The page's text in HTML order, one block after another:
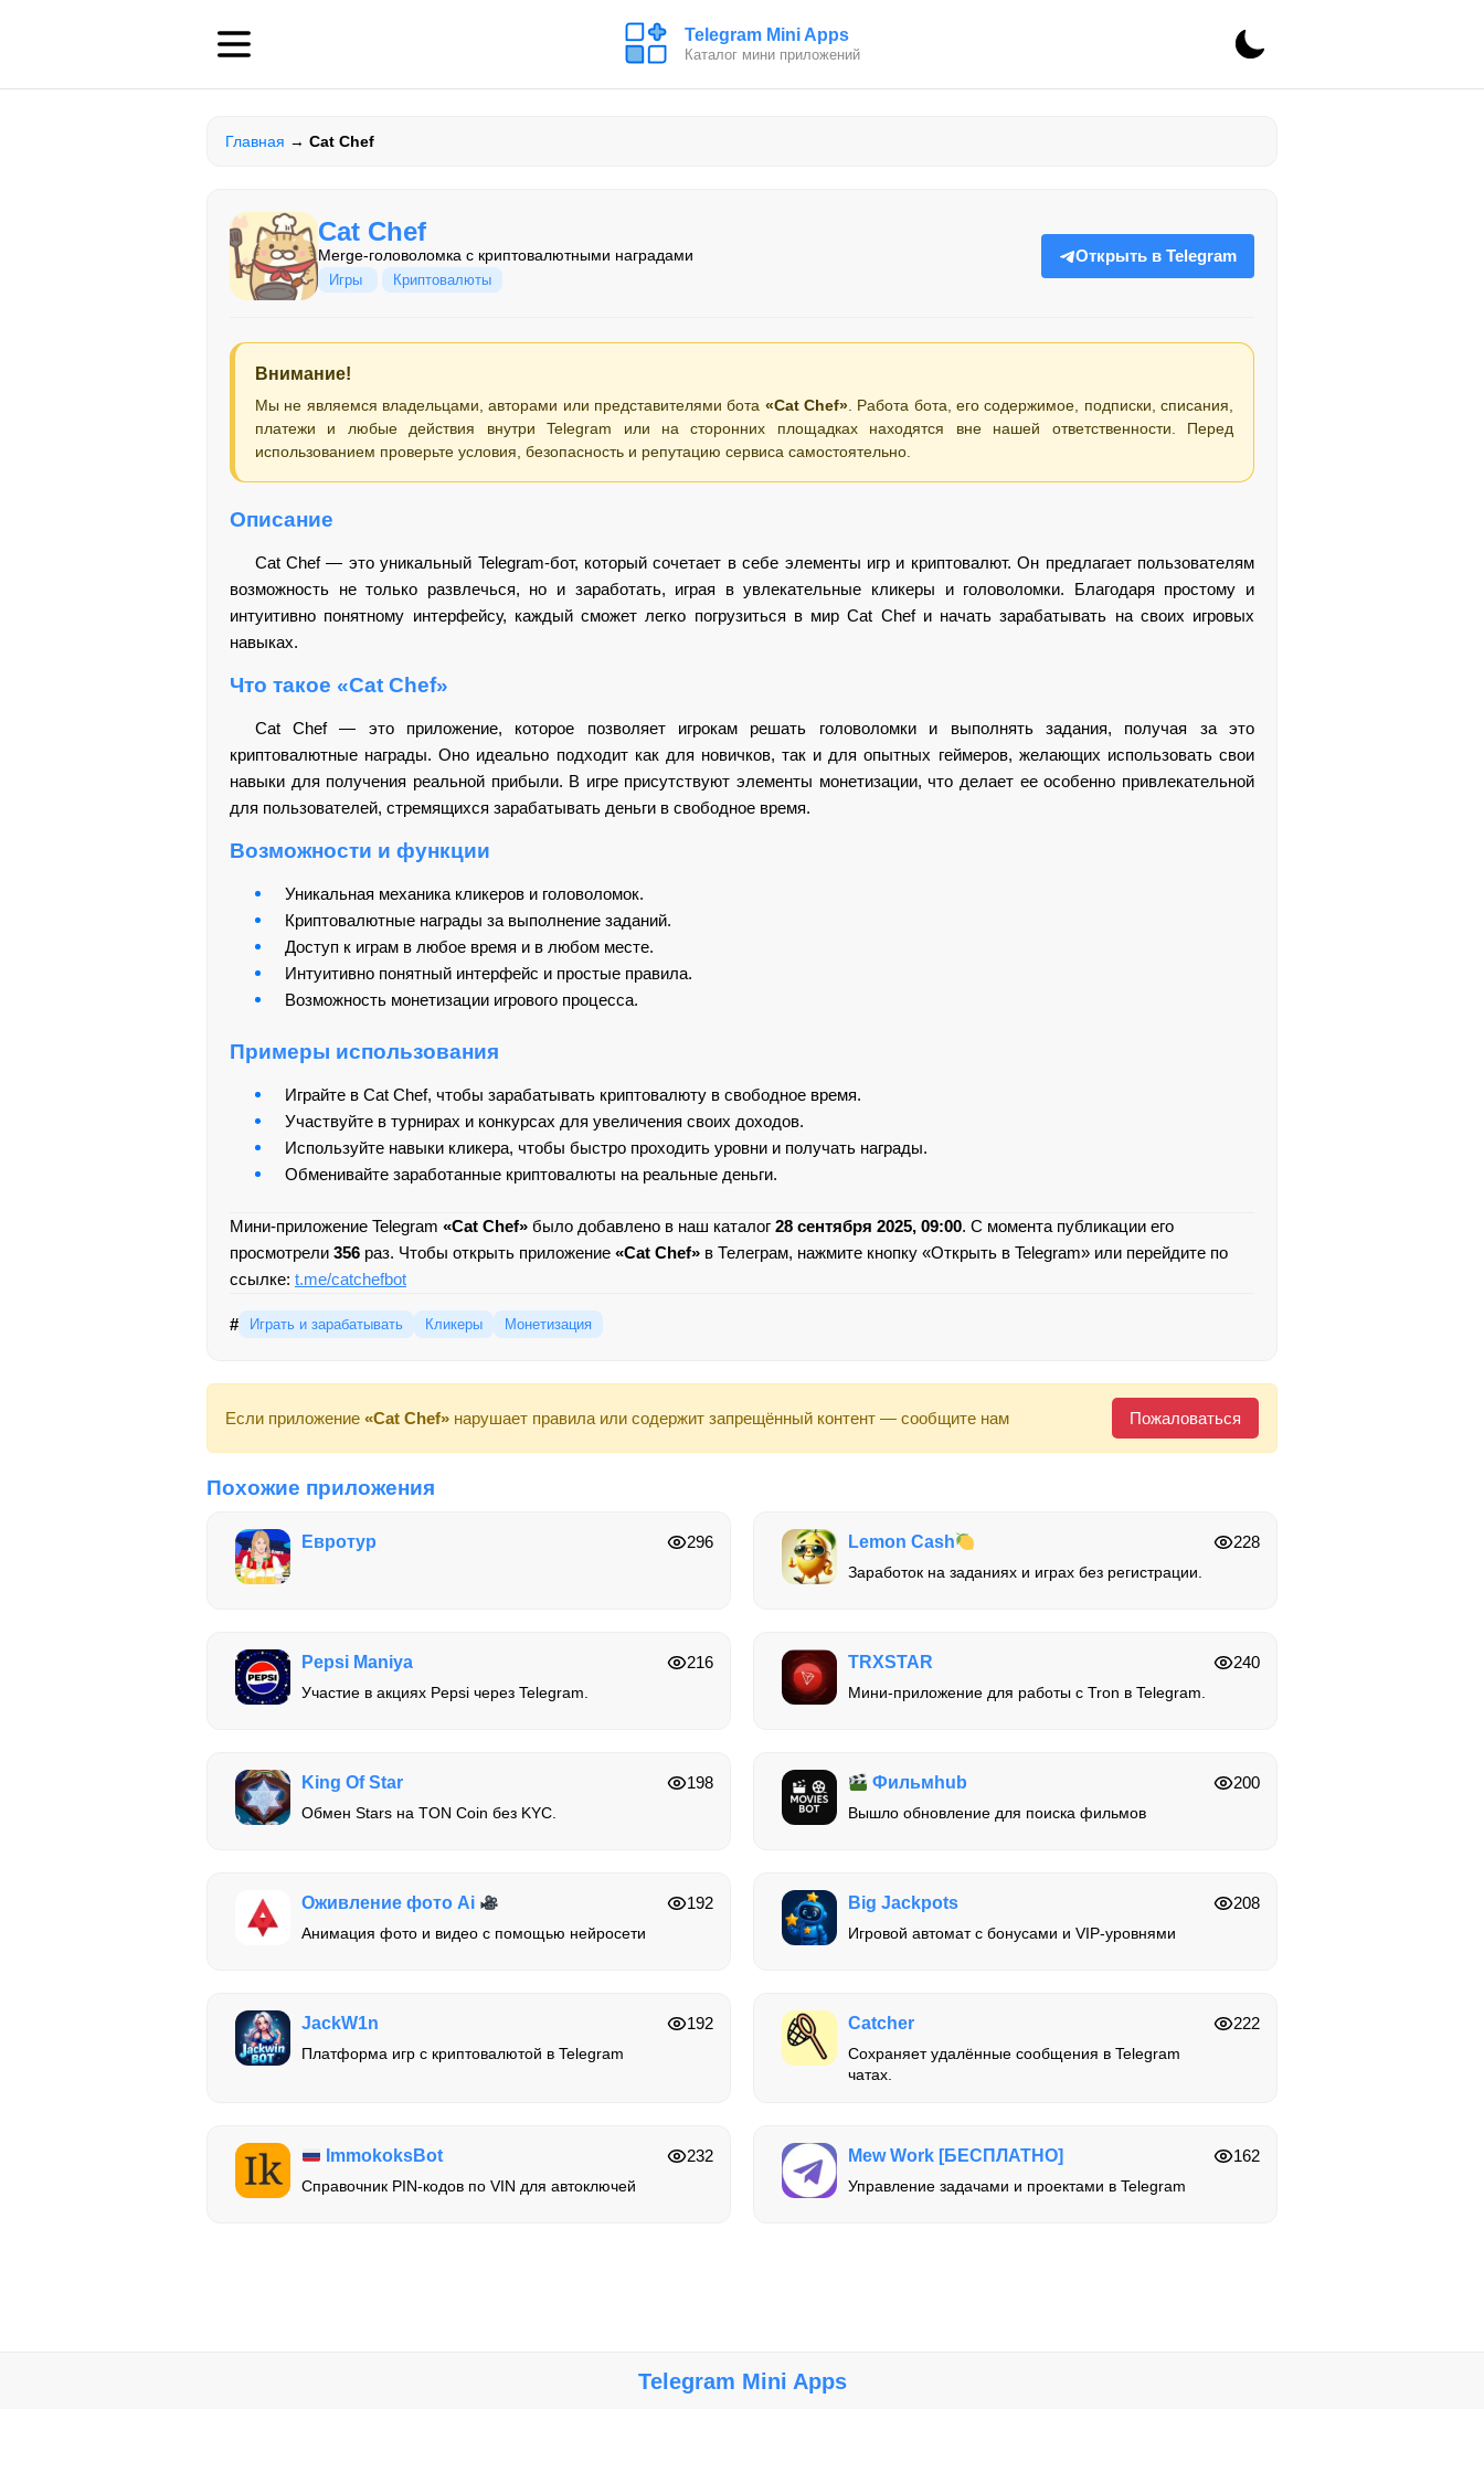
Telegram Mini Apps
Каталог мини приложений
Главная → Cat Chef
Cat Chef
Merge-головоломка с криптовалютными наградами
Игры Криптовалюты
Открыть в Telegram
Внимание!
Мы не являемся владельцами, авторами или представителями бота «Cat Chef» . Работа бота, его содержимое, подписки, списания,
платежи и любые действия внутри Telegram или на сторонних площадках находятся вне нашей ответственности. Перед
использованием проверьте условия, безопасность и репутацию сервиса самостоятельно.
Описание
Cat Chef — это уникальный Telegram-бот, который сочетает в себе элементы игр и криптовалют. Он предлагает пользователям
возможность не только развлечься, но и заработать, играя в увлекательные кликеры и головоломки. Благодаря простому и
интуитивно понятному интерфейсу, каждый сможет легко погрузиться в мир Cat Chef и начать зарабатывать на своих игровых
навыках.
Что такое «Cat Chef»
Cat Chef — это приложение, которое позволяет игрокам решать головоломки и выполнять задания, получая за это
криптовалютные награды. Оно идеально подходит как для новичков, так и для опытных геймеров, желающих использовать свои
навыки для получения реальной прибыли. В игре присутствуют элементы монетизации, что делает ее особенно привлекательной
для пользователей, стремящихся зарабатывать деньги в свободное время.
Возможности и функции
Уникальная механика кликеров и головоломок.
Криптовалютные награды за выполнение заданий.
Доступ к играм в любое время и в любом месте.
Интуитивно понятный интерфейс и простые правила.
Возможность монетизации игрового процесса.
Примеры использования
Играйте в Cat Chef, чтобы зарабатывать криптовалюту в свободное время.
Участвуйте в турнирах и конкурсах для увеличения своих доходов.
Используйте навыки кликера, чтобы быстро проходить уровни и получать награды.
Обменивайте заработанные криптовалюты на реальные деньги.
Мини-приложение Telegram «Cat Chef» было добавлено в наш каталог 28 сентября 2025, 09:00. С момента публикации его
просмотрели 356 раз. Чтобы открыть приложение «Cat Chef» в Телеграм, нажмите кнопку «Открыть в Telegram» или перейдите по
ссылке: t.me/catchefbot
# Играть и зарабатывать Кликеры Монетизация
Если приложение «Cat Chef» нарушает правила или содержит запрещённый контент — сообщите нам Пожаловаться
Похожие приложения
Евротур 296 Lemon Cash
Заработок на заданиях и играх без регистрации.
228
Pepsi Maniya
Участие в акциях Pepsi через Telegram.
216 TRXSTAR
Мини-приложение для работы с Tron в Telegram.
240
King Of Star
Обмен Stars на TON Coin без KYC.
198 Фильмhub
Вышло обновление для поиска фильмов
200
Оживление фото Ai
Анимация фото и видео с помощью нейросети
192 Big Jackpots
Игровой автомат с бонусами и VIP-уровнями
208
JackW1n
Платформа игр с криптовалютой в Telegram
192 Catcher
Сохраняет удалённые сообщения в Telegram
чатах.
222
ImmokoksBot
Справочник PIN-кодов по VIN для автоключей
232 Mew Work [БЕСПЛАТНО]
Управление задачами и проектами в Telegram
162
Telegram Mini Apps